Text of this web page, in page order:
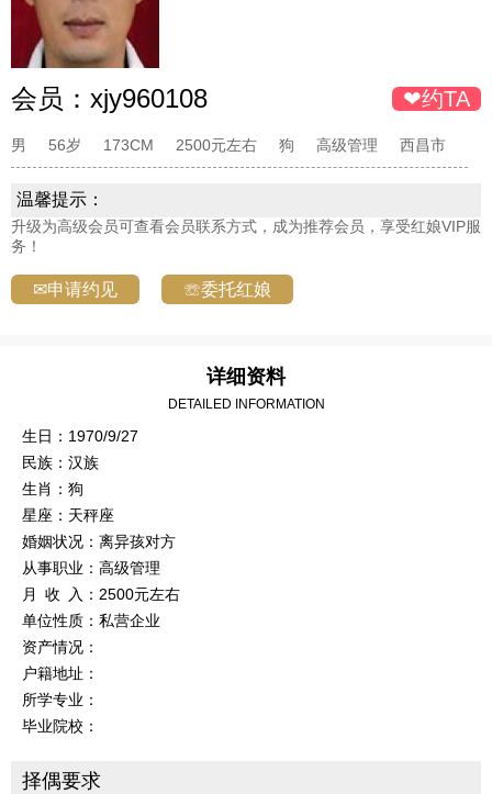
会员： xjy960108 ❤约TA
男 56岁 173CM 2500元左右 狗 高级管理 西昌市
温馨提示：
升级为高级会员可查看会员联系方式，成为推荐会员，享受红娘VIP服
务！
✉申请约见 ☏委托红娘
详细资料
DETAILED INFORMATION
生日：1970/9/27
民族：汉族
生肖：狗
星座：天秤座
婚姻状况：离异孩对方
从事职业：高级管理
月 收 入：2500元左右
单位性质：私营企业
资产情况：
户籍地址：
所学专业：
毕业院校：
择偶要求